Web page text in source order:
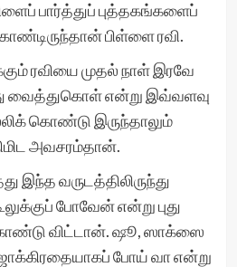
பார்த்துப் புத்தகங்களைப்
பிள்ளை ரவி.
ரவியை முதல் நாள் இரவே
வைத்துகொள் என்று இவ்வளவு
கொண்டு இருந்தாலும்
அவசரம்தான்.
இந்த வருடத்திலிருந்து
போவேன் என்று புது
விட்டான். ஷூ, ஸாக்ஸை
போய் வா என்று